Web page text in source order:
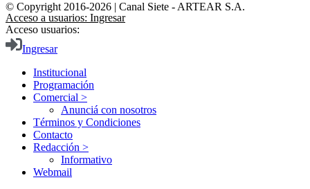
© Copyright 2016-2026 | Canal Siete - ARTEAR S.A.
Acceso a usuarios: Ingresar
Acceso usuarios:
Ingresar
Institucional
Programación
Comercial >
Anunciá con nosotros
Términos y Condiciones
Contacto
Redacción >
Informativo
Webmail